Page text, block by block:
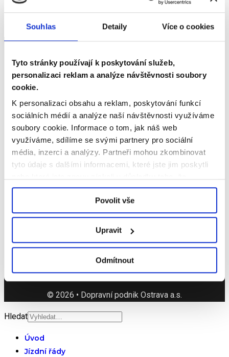
Souhlas Detaily Více o cookies
Tyto stránky používají k poskytování služeb,
personalizaci reklam a analýze návštěvnosti soubory
cookie.
K personalizaci obsahu a reklam, poskytování funkcí
sociálních médií a analýze naší návštěvnosti využíváme
soubory cookie. Informace o tom, jak náš web
využíváme, sdílíme se svými partnery pro sociální
média, inzerci a analýzy. Partneři mohou zkombinovat
tyto údaje s dalšími informacemi, které jste jim poskytli
využíváte jejich služby.
Povolit vše
Upravit
Odmítnout
info@dpo.cz
facebook twitter
instagram
youtube
Přihlášení
Poděbradova 494/2
702 00 Ostrava
© 2026 • Dopravní podnik Ostrava a.s.
Hledat
Úvod
Jízdní řády